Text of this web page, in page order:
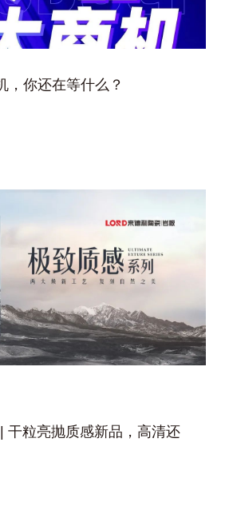
，你还在等什么？
干粒亮抛质感新品，高清还